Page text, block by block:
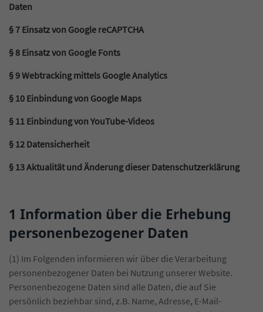
Daten
§ 7 Einsatz von Google reCAPTCHA
§ 8 Einsatz von Google Fonts
§ 9 Webtracking mittels Google Analytics
§ 10 Einbindung von Google Maps
§ 11 Einbindung von YouTube-Videos
§ 12 Datensicherheit
§ 13 Aktualität und Änderung dieser Datenschutzerklärung
1 Information über die Erhebung
personenbezogener Daten
(1) Im Folgenden informieren wir über die Verarbeitung
personenbezogener Daten bei Nutzung unserer Website.
Personenbezogene Daten sind alle Daten, die auf Sie
persönlich beziehbar sind, z.B. Name, Adresse, E-Mail-